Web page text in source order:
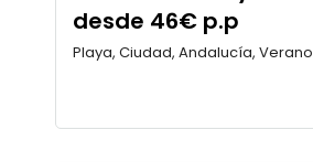
desde 46€ p.p
Playa, Ciudad, Andalucía, Verano